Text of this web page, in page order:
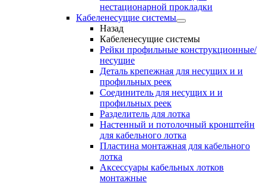
нестационарной прокладки
Кабеленесущие системы
Назад
Кабеленесущие системы
Рейки профильные конструкционные/
несущие
Деталь крепежная для несущих и и
профильных реек
Соединитель для несущих и и
профильных реек
Разделитель для лотка
Настенный и потолочный кронштейн
для кабельного лотка
Пластина монтажная для кабельного
лотка
Аксессуары кабельных лотков
монтажные